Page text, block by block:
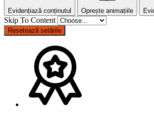
Evidențiază conținutul Oprește animațiile
Skip To Content
Resetează setările